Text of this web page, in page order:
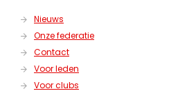
Nieuws
Onze federatie
Contact
Voor leden
Voor clubs